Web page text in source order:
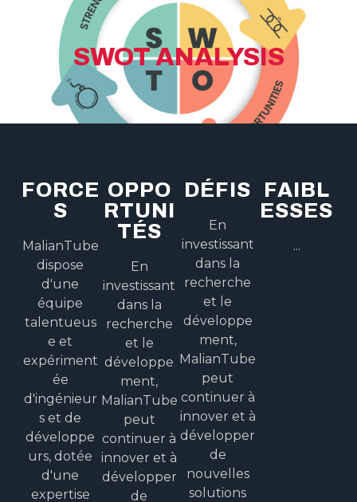
SWOT ANALYSIS
FORCE
S
MalianTube
dispose
d'une
équipe
talentueus
e et
expériment
ée
d'ingénieur
s et de
développe
urs, dotée
d'une
expertise
OPPO
RTUNI
TÉS
En
investissant
dans la
recherche
et le
développe
ment,
MalianTube
peut
continuer à
innover et à
développer
de
DÉFIS
En
investissant
dans la
recherche
et le
développe
ment,
MalianTube
peut
continuer à
innover et à
développer
de
nouvelles
solutions
FAIBL
ESSES
...